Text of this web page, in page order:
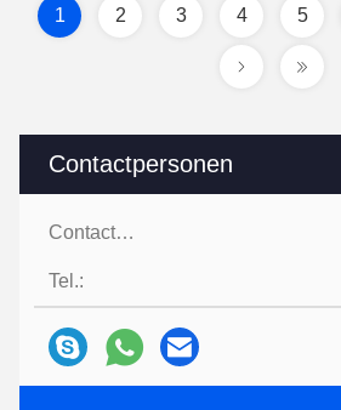
Contactpersonen
Contactpersonen:
Tel.:
1 2 3 4 5